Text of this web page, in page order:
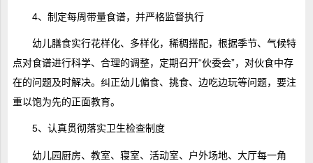
4、制定每周带量食谱，并严格监督执行
幼儿膳食实行花样化、多样化，稀稠搭配，根据季节、气候特
点对食谱进行科学、合理的调整，定期召开“伙委会”，对伙食中存
在的问题及时解决。纠正幼儿偏食、挑食、边吃边玩等问题，要注
重以饱为先的正面教育。
5、认真贯彻落实卫生检查制度
幼儿园厨房、教室、寝室、活动室、户外场地、大厅每一角